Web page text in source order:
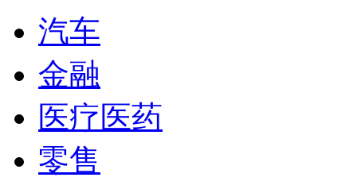
汽车
金融
医疗医药
零售